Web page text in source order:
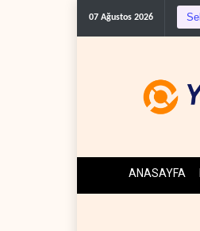
07 Ağustos 2026
ANASAYFA